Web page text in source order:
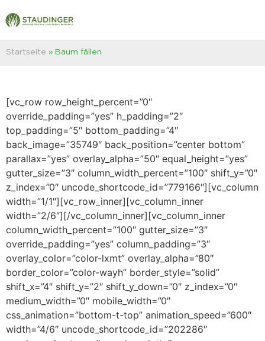
Startseite » Baum fällen
[vc_row row_height_percent=”0″
override_padding=”yes” h_padding=”2″
top_padding=”5″ bottom_padding=”4″
back_image=”35749″ back_position=”center bottom”
parallax=”yes” overlay_alpha=”50″ equal_height=”yes”
gutter_size=”3″ column_width_percent=”100″ shift_y=”0″
z_index=”0″ uncode_shortcode_id=”779166″][vc_column
width=”1/1″][vc_row_inner][vc_column_inner
width=”2/6″][/vc_column_inner][vc_column_inner
column_width_percent=”100″ gutter_size=”3″
override_padding=”yes” column_padding=”3″
overlay_color=”color-lxmt” overlay_alpha=”80″
border_color=”color-wayh” border_style=”solid”
shift_x=”4″ shift_y=”2″ shift_y_down=”0″ z_index=”0″
medium_width=”0″ mobile_width=”0″
css_animation=”bottom-t-top” animation_speed=”600″
width=”4/6″ uncode_shortcode_id=”202286″